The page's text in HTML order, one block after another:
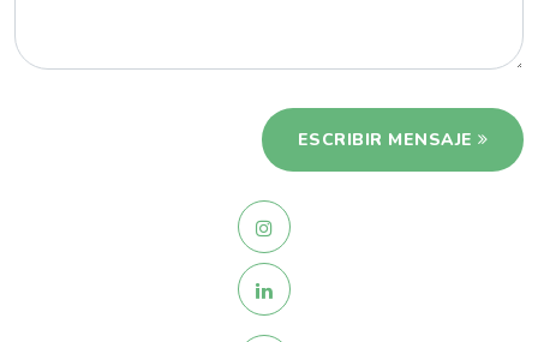
ESCRIBIR MENSAJE